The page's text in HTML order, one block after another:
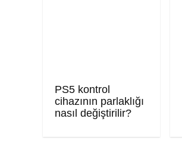
PS5 kontrol
cihazının parlaklığı
nasıl değiştirilir?